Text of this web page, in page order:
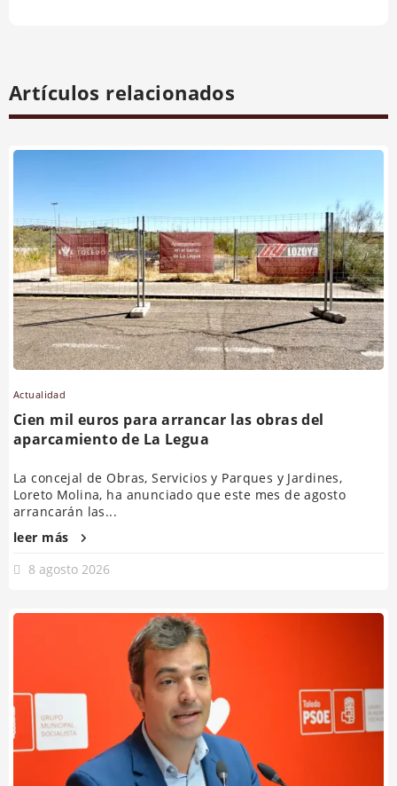
Artículos relacionados
Actualidad
Cien mil euros para arrancar las obras del
aparcamiento de La Legua
La concejal de Obras, Servicios y Parques y Jardines,
Loreto Molina, ha anunciado que este mes de agosto
arrancarán las...
leer más
8 agosto 2026